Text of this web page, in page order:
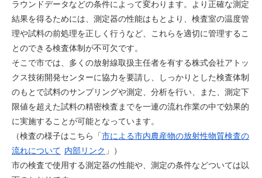
ラウンドデータなどの条件によって変わります。より正確な測定
結果を得るためには、測定器の性能はもとより、検査室の温度管
理や試料の前処理を正しく行うなど、これらを適切に管理するこ
とのできる検査体制が不可欠です。
そこで市では、多くの放射線取扱主任者を有する株式会社アトッ
クス技術開発センターに協力を要請し、しっかりとした検査体制
のもとで試料のサンプリングや測定、分析を行い、また、測定下
限値を超えた試料の精密検査までを一連の流れ作業の中で効果的
に実施することが可能となっています。
（検査の様子はこちら「市による市内農産物の放射性物質検査の
流れについて 内部リンク 」）
市の検査で使用する測定器の性能や、測定の条件などついては以